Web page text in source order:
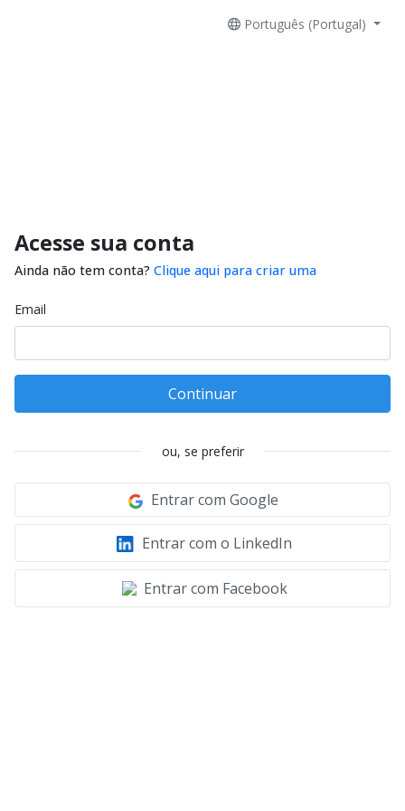
Português (Portugal)
Acesse sua conta
Ainda não tem conta? Clique aqui para criar uma
Email
Continuar
ou, se preferir
Entrar com Google
Entrar com o LinkedIn
Entrar com Facebook